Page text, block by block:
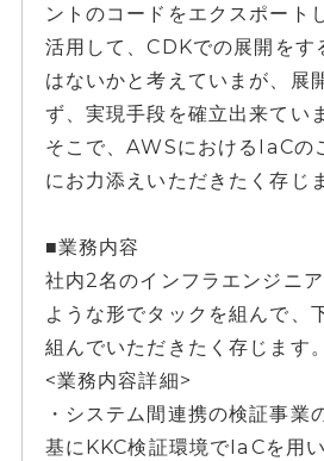
ントのコードをエクスポート
活用して、CDKでの展開をす
はないかと考えていまが、展
ず、実現手段を確立出来てい
そこで、AWSにおけるIaCの
にお力添えいただきたく存じ
■業務内容
社内2名のインフラエンジニ
ような形でタックを組んで、
組んでいただきたく存じます。
<業務内容詳細>
・システム間連携の検証事業
基にKKC検証環境でIaCを用